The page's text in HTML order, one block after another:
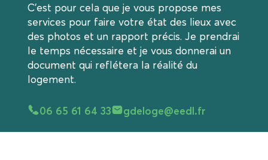
C'est pour cela que je vous propose mes
services pour faire votre état des lieux avec
des photos et un rapport précis. Je prendrai
le temps nécessaire et je vous donnerai un
document qui reflétera la réalité du
logement.
06 65 61 64 33 gdeloge@eedl.fr